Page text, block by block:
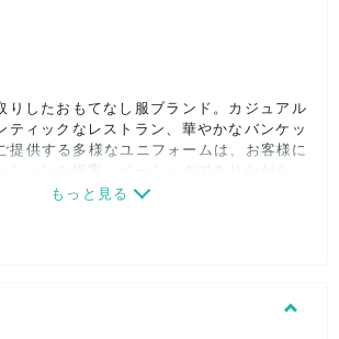
りしたおもてなし服ブランド。カジュアル
ティックなレストラン、華やかなバンケッ
提供する多様なユニフォームは、お客様に
ションを提案。ベーシックでありながら、
ャッチする方のためにトータルコーディネ
もっと見る